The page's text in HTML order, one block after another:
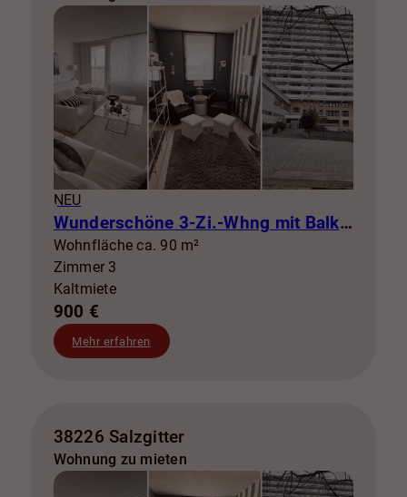
NEU
Wunderschöne 3-Zi.-Whng mit Balkon zur Miete! SZ-Lebenstedt
Wohnfläche ca. 90 m²
Zimmer 3
Kaltmiete
900 €
Mehr erfahren
38226 Salzgitter
Wohnung zu mieten